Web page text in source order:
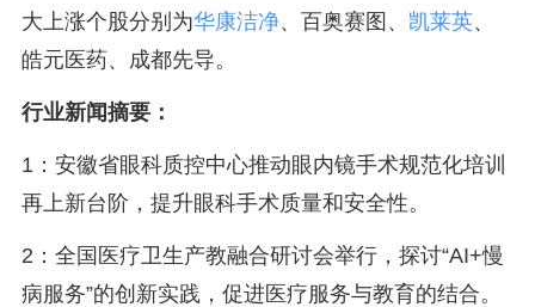
大上涨个股分别为华康洁净、百奥赛图、 凯莱英、
皓元医药、成都先导。
行业新闻摘要：
1：安徽省眼科质控中心推动眼内镜手术规范化培训
再上新台阶，提升眼科手术质量和安全性。
2：全国医疗卫生产教融合研讨会举行，探讨“AI+慢
病服务”的创新实践，促进医疗服务与教育的结合。